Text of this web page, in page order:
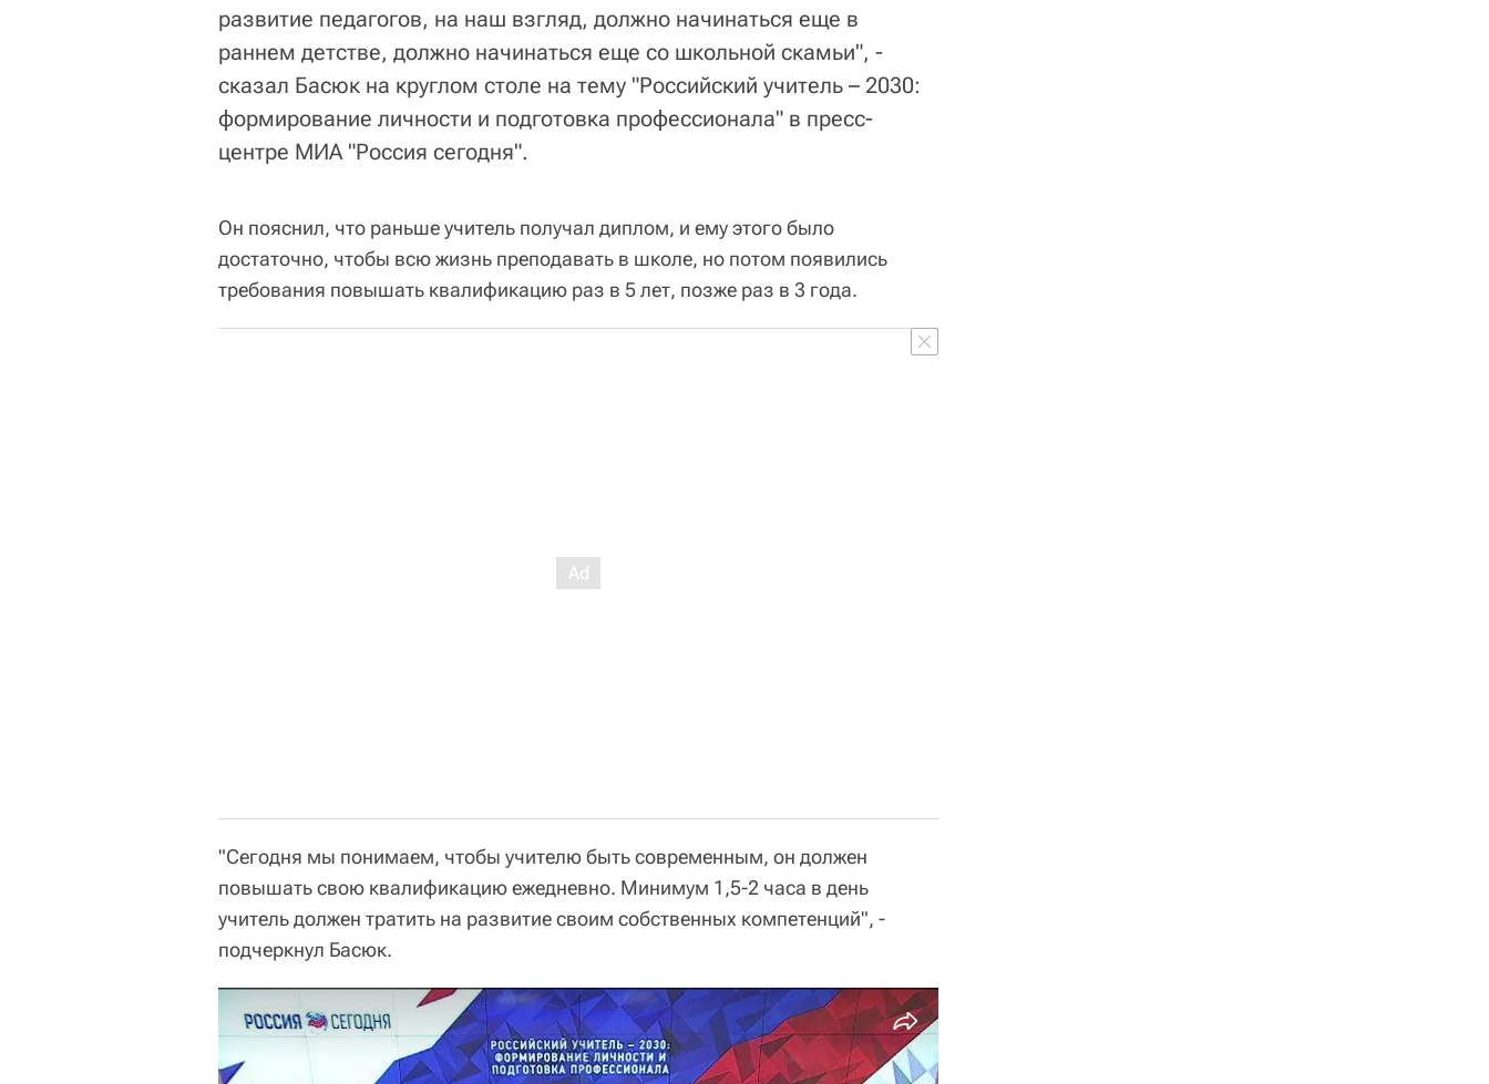
развитие педагогов, на наш взгляд, должно начинаться еще в
раннем детстве, должно начинаться еще со школьной скамьи", -
сказал Басюк на круглом столе на тему "Российский учитель – 2030:
формирование личности и подготовка профессионала" в пресс-
центре МИА "Россия сегодня".
Он пояснил, что раньше учитель получал диплом, и ему этого было
достаточно, чтобы всю жизнь преподавать в школе, но потом появились
требования повышать квалификацию раз в 5 лет, позже раз в 3 года.
"Сегодня мы понимаем, чтобы учителю быть современным, он должен
повышать свою квалификацию ежедневно. Минимум 1,5-2 часа в день
учитель должен тратить на развитие своим собственных компетенций", -
подчеркнул Басюк.